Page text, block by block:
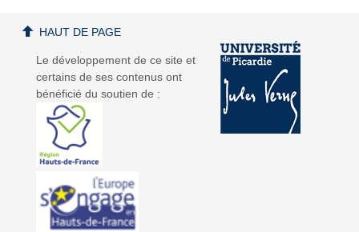
Le développement de ce site et
certains de ses contenus ont
bénéficié du soutien de :
HAUT DE PAGE